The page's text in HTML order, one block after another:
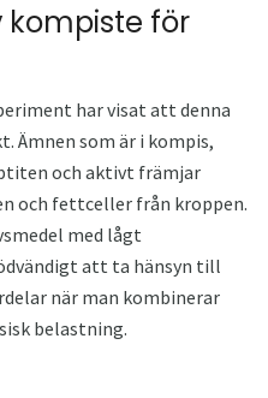
kompiste för
har visat att denna
Ämnen som är i kompis,
och aktivt främjar
och fettceller från kroppen.
med lågt
att ta hänsyn till
när man kombinerar
belastning.